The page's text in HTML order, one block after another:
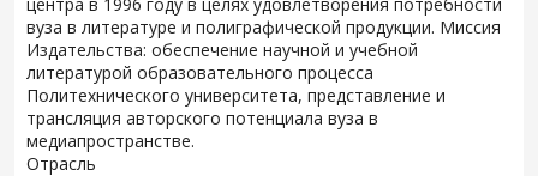
вуза в литературе и полиграфической продукции. Миссия
Издательства: обеспечение научной и учебной
литературой образовательного процесса
Политехнического университета, представление и
трансляция авторского потенциала вуза в
медиапространстве.
Отрасль